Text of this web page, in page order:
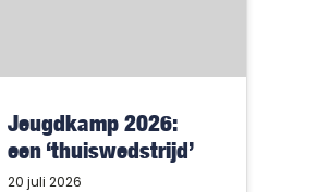
Jeugdkamp 2026:
een ‘thuiswedstrijd’
met alleen maar
20 juli 2026